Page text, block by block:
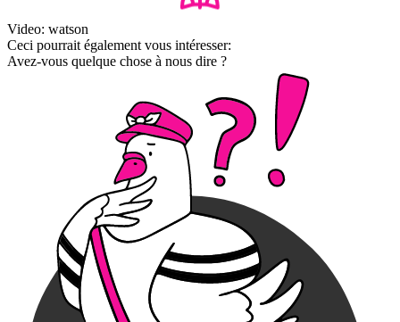
Video: watson
Ceci pourrait également vous intéresser:
Avez-vous quelque chose à nous dire ?